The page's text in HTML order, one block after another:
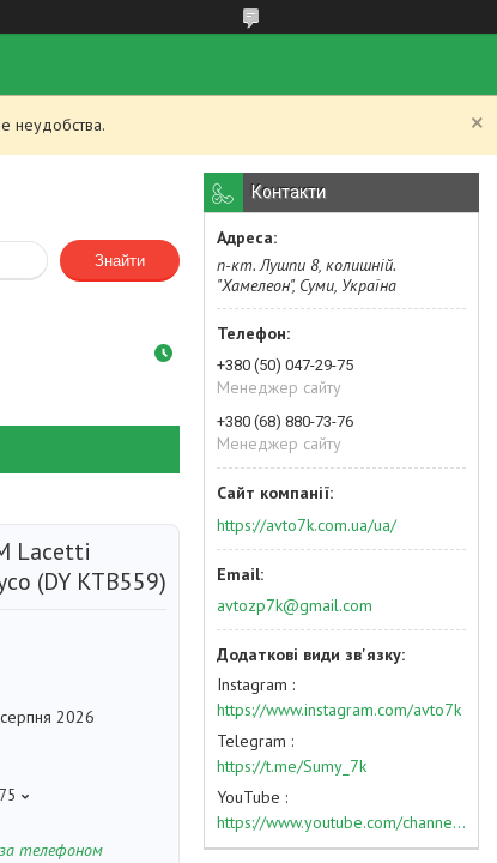
неудобства.
Знайти
Lacetti
(DY KTB559)
2026
телефоном
Контакти
п-кт. Лушпи 8, колишній.
"Хамелеон", Суми, Україна
+380 (50) 047-29-75
Менеджер сайту
+380 (68) 880-73-76
Менеджер сайту
https://avto7k.com.ua/ua/
avtozp7k@gmail.com
Instagram
https://www.instagram.com/avto7k
Telegram
https://t.me/Sumy_7k
YouTube
https://www.youtube.com/channel/UC574nvqqf5H_LzT4Va_GpQg?view_as=subscriber